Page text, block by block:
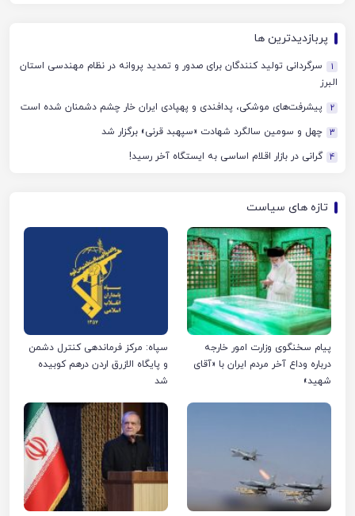
پربازدیدترین ها
1
سرگردانی تولید کنندگان برای صدور و تمدید پروانه در نظام مهندسی استان
البرز
2 پیشرفت‌های موشکی، پدافندی و پهپادی ایران خار چشم دشمنان شده است
3 چهل‌ و سومین سالگرد شهادت «سپهبد قرنی» برگزار شد
4 گرانی در بازار اقلام اساسی به ایستگاه آخر رسید!
تازه های سیاست
پیام سخنگوی وزارت امور خارجه
درباره وداع آخر مردم ایران با «آقای
شهید»
سپاه: مرکز فرماندهی کنترل دشمن
و پایگاه الازرق اردن درهم کوبیده
شد